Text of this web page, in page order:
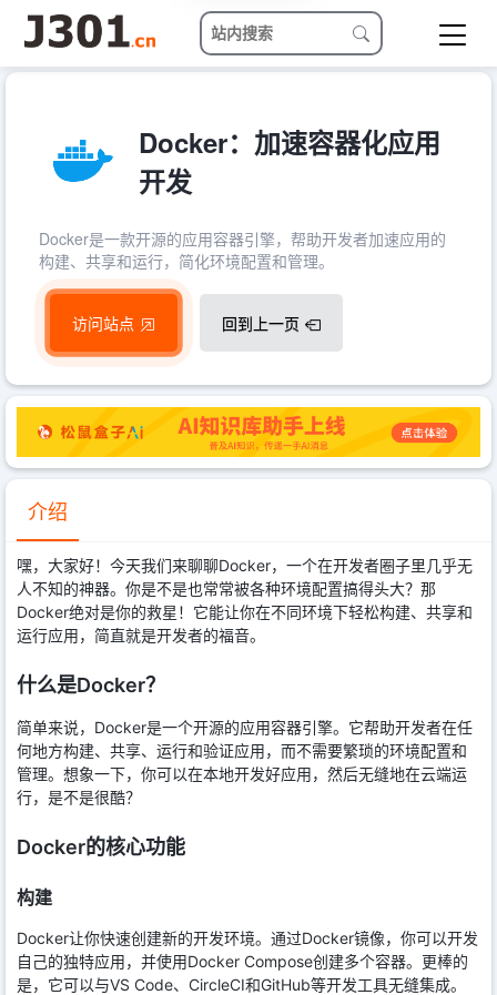
Docker：加速容器化应用
开发
Docker是一款开源的应用容器引擎，帮助开发者加速应用的
构建、共享和运行，简化环境配置和管理。
访问站点 回到上一页
介绍
嘿，大家好！今天我们来聊聊Docker，一个在开发者圈子里几乎无
人不知的神器。你是不是也常常被各种环境配置搞得头大？那
Docker绝对是你的救星！它能让你在不同环境下轻松构建、共享和
运行应用，简直就是开发者的福音。
什么是Docker？
简单来说，Docker是一个开源的应用容器引擎。它帮助开发者在任
何地方构建、共享、运行和验证应用，而不需要繁琐的环境配置和
管理。想象一下，你可以在本地开发好应用，然后无缝地在云端运
行，是不是很酷？
Docker的核心功能
构建
Docker让你快速创建新的开发环境。通过Docker镜像，你可以开发
自己的独特应用，并使用Docker Compose创建多个容器。更棒的
是，它可以与VS Code、CircleCI和GitHub等开发工具无缝集成。